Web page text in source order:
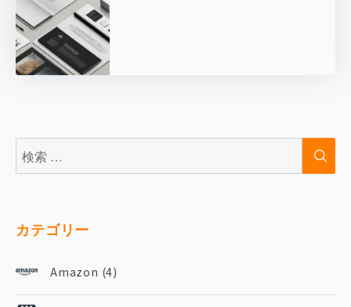
検
索:
検
カテゴリー
Amazon (4)